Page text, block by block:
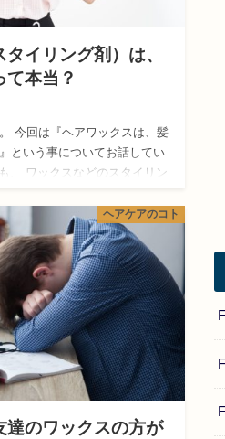
イリング剤）は、
て本当？
今回は『ヘアワックスは、髪
という事についてお話してい
、 ワックスなどのスタイリン
ヘアケアのコト
達のワックスの方が